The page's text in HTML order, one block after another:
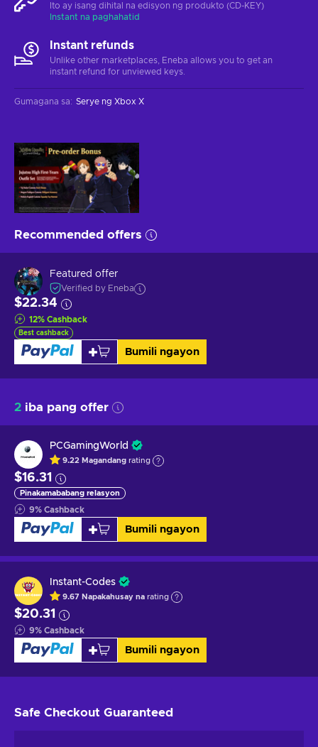
Ito ay isang dihital na edisyon ng produkto (CD-KEY)
Instant na paghahatid
Instant refunds
Unlike other marketplaces, Eneba allows you to get an
instant refund for unviewed keys.
Gumagana sa: Serye ng Xbox X
Recommended offers
Featured offer
Verified by Eneba
$22.34
12% Cashback
Best cashback
Bumili ngayon
2 iba pang offer
PCGamingWorld
9.22 Magandang rating
$16.31
Pinakamababang relasyon
9% Cashback
Bumili ngayon
Instant-Codes
9.67 Napakahusay na rating
$20.31
9% Cashback
Bumili ngayon
Safe Checkout Guaranteed